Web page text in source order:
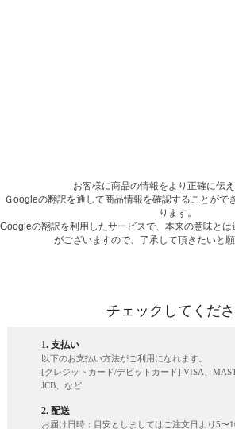
お客様に商品の情報をより正確に伝え
Ｇoogleの翻訳を通して商品情報を確認することがで
ります。
Googleの翻訳を利用したサービスで、本来の意味と
がございますので、了承して頂きたいと願
チェックしてくだ
1. 支払い
以下のお支払い方法がご利用になれます。
[クレジットカード/デビットカード] VISA、
JCB、など
2. 配送
お届け日時：目安としましてはご注文日より5〜